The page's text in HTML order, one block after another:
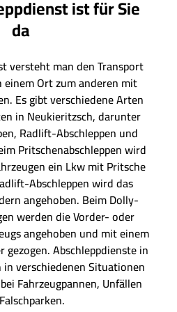
ist für Sie
da
versteht man den Transport
einem Ort zum anderen mit
Es gibt verschiedene Arten
in Neukieritzsch, darunter
Radlift-Abschleppen und
Pritschenabschleppen wird
ein Lkw mit Pritsche
Abschleppen wird das
angehoben. Beim Dolly-
werden die Vorder- oder
angehoben und mit einem
Abschleppdienste in
verschiedenen Situationen
Fahrzeugpannen, Unfällen